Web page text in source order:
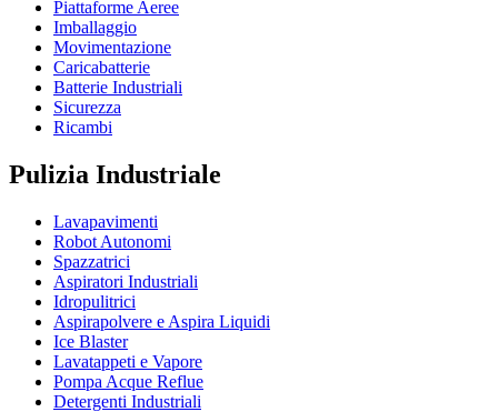
Piattaforme Aeree
Imballaggio
Movimentazione
Caricabatterie
Batterie Industriali
Sicurezza
Ricambi
Pulizia Industriale
Lavapavimenti
Robot Autonomi
Spazzatrici
Aspiratori Industriali
Idropulitrici
Aspirapolvere e Aspira Liquidi
Ice Blaster
Lavatappeti e Vapore
Pompa Acque Reflue
Detergenti Industriali